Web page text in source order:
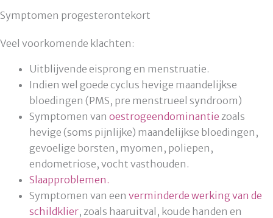
Symptomen progesterontekort
Veel voorkomende klachten:
Uitblijvende eisprong en menstruatie.
Indien wel goede cyclus hevige maandelijkse
bloedingen (PMS, pre menstrueel syndroom)
Symptomen van oestrogeendominantie zoals
hevige (soms pijnlijke) maandelijkse bloedingen,
gevoelige borsten, myomen, poliepen,
endometriose, vocht vasthouden.
Slaapproblemen.
Symptomen van een verminderde werking van de
schildklier, zoals haaruitval, koude handen en